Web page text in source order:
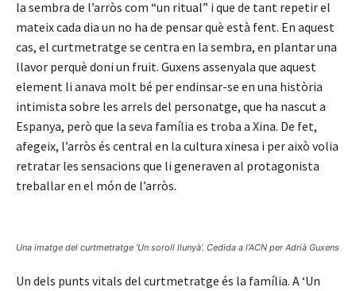
la sembra de l’arròs com “un ritual” i que de tant repetir el
mateix cada dia un no ha de pensar què està fent. En aquest
cas, el curtmetratge se centra en la sembra, en plantar una
llavor perquè doni un fruit. Guxens assenyala que aquest
element li anava molt bé per endinsar-se en una història
intimista sobre les arrels del personatge, que ha nascut a
Espanya, però que la seva família es troba a Xina. De fet,
afegeix, l’arròs és central en la cultura xinesa i per això volia
retratar les sensacions que li generaven al protagonista
treballar en el món de l’arròs.
Una imatge del curtmetratge ‘Un soroll llunyà’. Cedida a l’ACN per Adrià Guxens
Un dels punts vitals del curtmetratge és la família. A ‘Un